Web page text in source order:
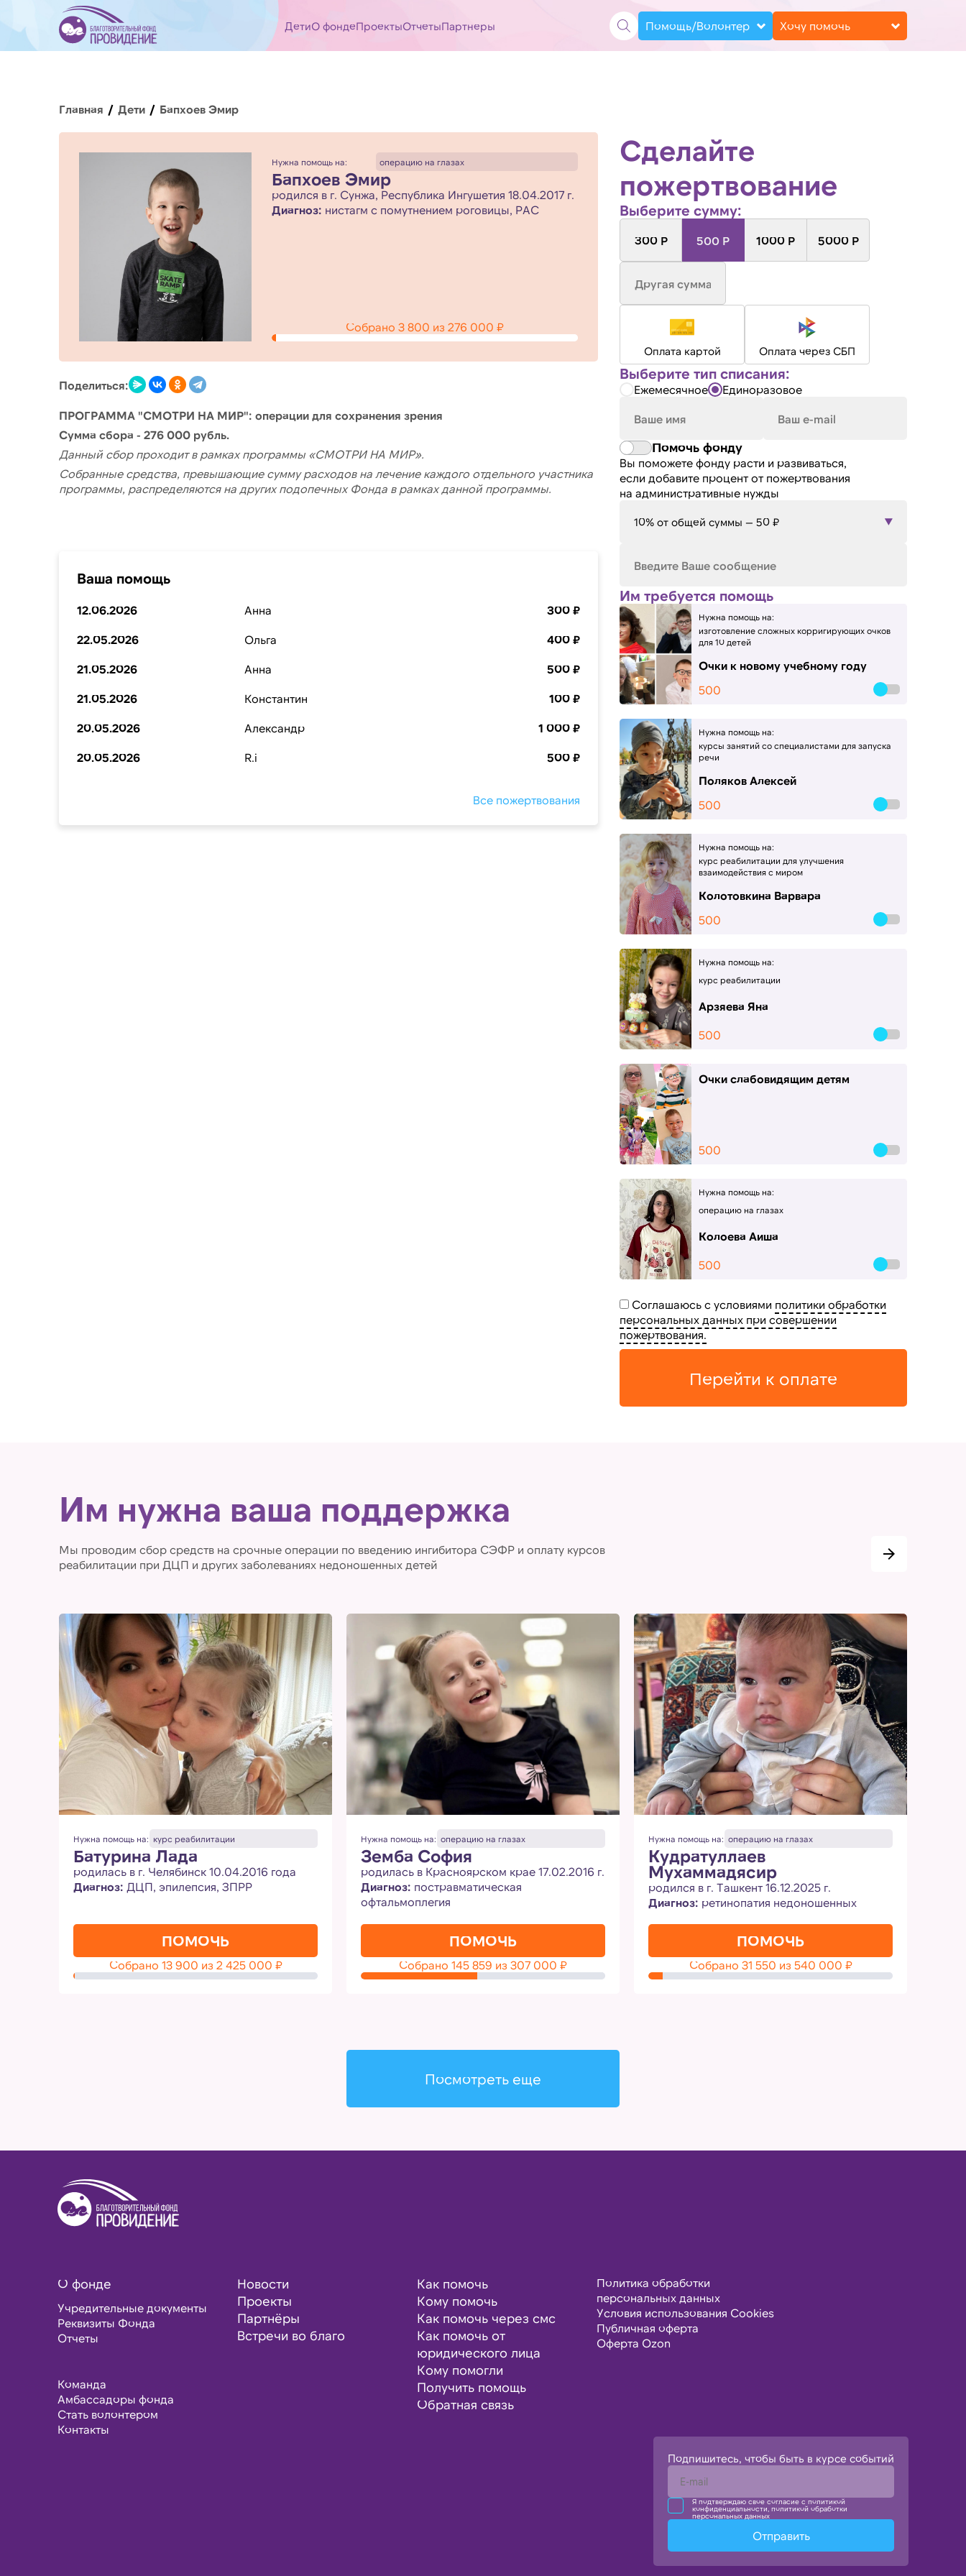
ДетиО фондеПроектыОтчетыПартнеры Помощь/Волонтер Хочу помочь
Главная Дети Бапхоев Эмир
Нужна помощь на: операцию на глазах
Бапхоев Эмир
родился в г. Сунжа, Республика Ингушетия 18.04.2017 г.
Диагноз: нистагм с помутнением роговицы, РАС
Собрано 3 800 из 276 000 ₽
Поделиться:
ПРОГРАММА "СМОТРИ НА МИР": операции для сохранения зрения
Сумма сбора - 276 000 рубль.
Данный сбор проходит в рамках программы «СМОТРИ НА МИР».
Собранные средства, превышающие сумму расходов на лечение каждого отдельного участника
программы, распределяются на других подопечных Фонда в рамках данной программы.
Сделайте
пожертвование
Выберите сумму:
300 Р 500 Р 1000 Р 5000 Р
Оплата картой Оплата через СБП
Выберите тип списания:
Ежемесячное Единоразовое
Помочь фонду
Вы поможете фонду расти и развиваться,
если добавите процент от пожертвования
на административные нужды
10% от общей суммы — 50 ₽
Им требуется помощь
Нужна помощь на:
изготовление сложных корригирующих очков
для 10 детей
Очки к новому учебному году
500
Нужна помощь на:
курсы занятий со специалистами для запуска
речи
Поляков Алексей
500
Нужна помощь на:
курс реабилитации для улучшения
взаимодействия с миром
Колотовкина Варвара
500
Нужна помощь на:
курс реабилитации
Арзяева Яна
500
Очки слабовидящим детям
500
Нужна помощь на:
операцию на глазах
Колоева Аиша
500
Соглашаюсь с условиями политики обработки
персональных данных при совершении
пожертвования.
Перейти к оплате
Ваша помощь
12.06.2026 Анна 300 ₽
22.05.2026 Ольга 400 ₽
21.05.2026 Анна 500 ₽
21.05.2026 Константин 100 ₽
20.05.2026 Александр 1 000 ₽
20.05.2026 R.i 500 ₽
Все пожертвования
Им нужна ваша поддержка
Мы проводим сбор средств на срочные операции по введению ингибитора СЭФР и оплату курсов
реабилитации при ДЦП и других заболеваниях недоношенных детей
Нужна помощь на: курс реабилитации
Батурина Лада
родилась в г. Челябинск 10.04.2016 года
Диагноз: ДЦП, эпилепсия, ЗПРР
ПОМОЧЬ
Собрано 13 900 из 2 425 000 ₽
Нужна помощь на: операцию на глазах
Земба София
родилась в Красноярском крае 17.02.2016 г.
Диагноз: постравматическая
офтальмоплегия
ПОМОЧЬ
Собрано 145 859 из 307 000 ₽
Нужна помощь на: операцию на глазах
Кудратуллаев
Мухаммадясир
родился в г. Ташкент 16.12.2025 г.
Диагноз: ретинопатия недоношенных
ПОМОЧЬ
Собрано 31 550 из 540 000 ₽
Посмотреть еще
О фонде
Учредительные документы
Реквизиты Фонда
Отчеты
Команда
Амбассадоры фонда
Стать волонтером
Контакты
Новости
Проекты
Партнёры
Встречи во благо
Как помочь
Кому помочь
Как помочь через смс
Как помочь от
юридического лица
Кому помогли
Получить помощь
Обратная связь
Политика обработки
персональных данных
Условия использования Cookies
Публичная оферта
Оферта Ozon
Подпишитесь, чтобы быть в курсе событий
Я подтверждаю свое согласие с политикой
конфиденциальности, политикой обработки
персональных данных
Отправить